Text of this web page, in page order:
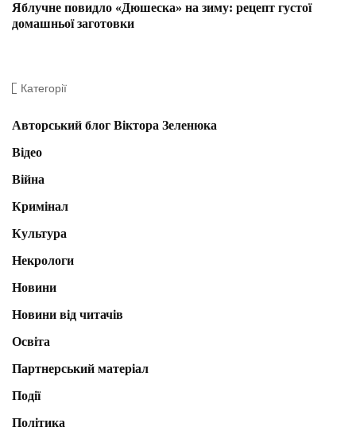
Яблучне повидло «Дюшеска» на зиму: рецепт густої
домашньої заготовки
Категорії
Авторський блог Віктора Зеленюка
Відео
Війна
Кримінал
Культура
Некрологи
Новини
Новини від читачів
Освіта
Партнерський матеріал
Події
Політика